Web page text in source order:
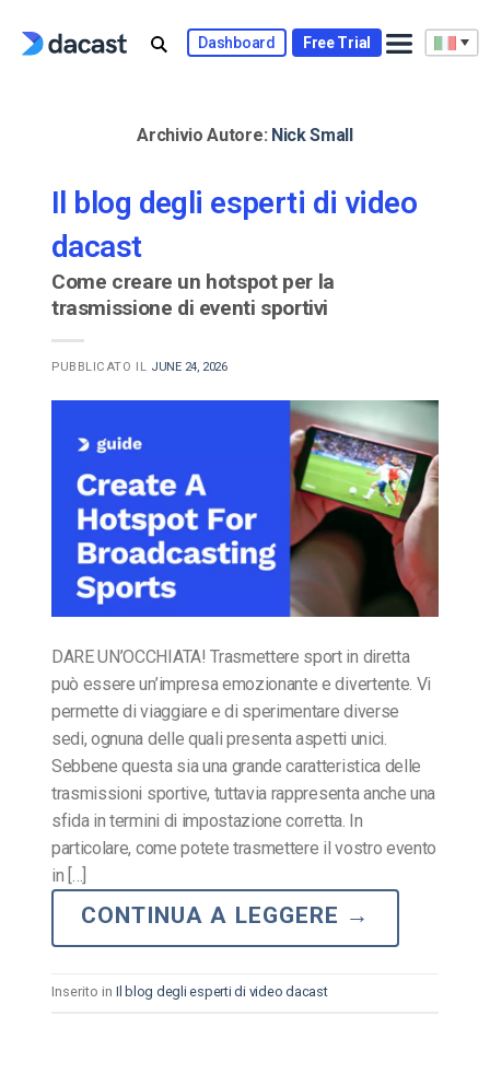
Dashboard Free Trial
Archivio Autore: Nick Small
Il blog degli esperti di video
dacast
Come creare un hotspot per la
trasmissione di eventi sportivi
PUBBLICATO IL JUNE 24, 2026
DARE UN’OCCHIATA! Trasmettere sport in diretta
può essere un’impresa emozionante e divertente. Vi
permette di viaggiare e di sperimentare diverse
sedi, ognuna delle quali presenta aspetti unici.
Sebbene questa sia una grande caratteristica delle
trasmissioni sportive, tuttavia rappresenta anche una
sfida in termini di impostazione corretta. In
particolare, come potete trasmettere il vostro evento
in […]
CONTINUA A LEGGERE →
Inserito in Il blog degli esperti di video dacast